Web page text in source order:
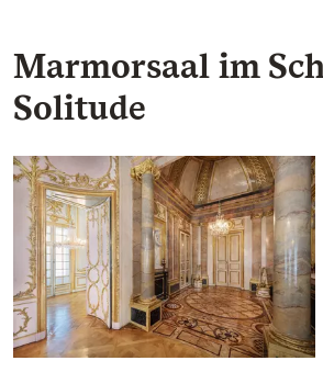
Marmorsaal im
Solitude